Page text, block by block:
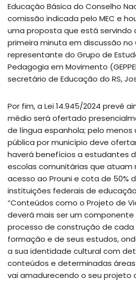
Educação Básica do Conselho
comissão indicada pelo MEC e
uma proposta que está servindo
primeira minuta em discussão no
representante do Grupo de
Pedagogia em Movimento
secretário de Educação do RS,
Por fim, a Lei 14.945/2024 prevê
médio será ofertado
de língua espanhola; pelo
pública por município deve
haverá benefícios a estudantes
escolas comunitárias que atuam
acesso ao Prouni e cota de 50%
instituições federais de
“Conteúdos como o Projeto de
deverá mais ser um componente
processo de construção de
formação e de seus estudos,
a sua identidade cultural com
conteúdos e determinadas
vai amadurecendo o seu projeto